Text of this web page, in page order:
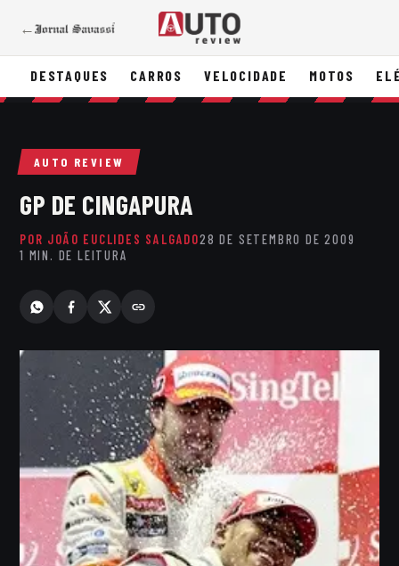
←
DESTAQUES CARROS VELOCIDADE MOTOS
AUTO REVIEW
GP DE CINGAPURA
POR JOÃO EUCLIDES SALGADO28 DE SETEMBRO DE 2009
1 MIN. DE LEITURA